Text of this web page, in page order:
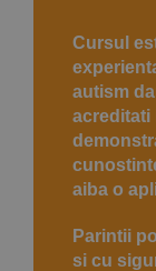
Cursul
autism
acreditati
aiba o
Parintii
si cu